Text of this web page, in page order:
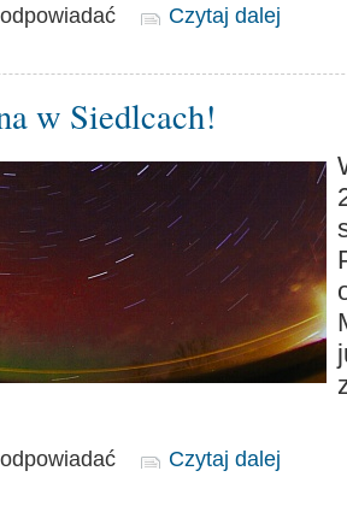
Czytaj dalej
w Siedlcach!
Czytaj dalej